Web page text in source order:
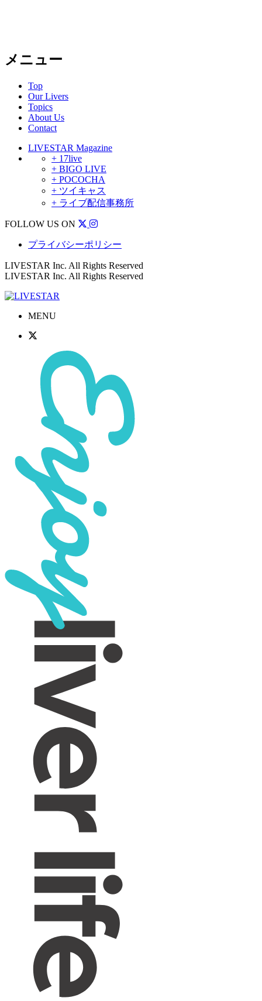
メニュー
Top
Our Livers
Topics
About Us
Contact
LIVESTAR Magazine
+ 17live
+ BIGO LIVE
+ POCOCHA
+ ツイキャス
+ ライブ配信事務所
FOLLOW US ON
プライバシーポリシー
LIVESTAR Inc. All Rights Reserved
LIVESTAR Inc. All Rights Reserved
MENU